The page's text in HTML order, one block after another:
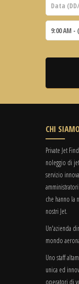
CHI
Private Jet
noleggio di
servizio
che hanno la
nostri Jet.
Un'azienda
mondo
Uno staff
unica ed
operatori di